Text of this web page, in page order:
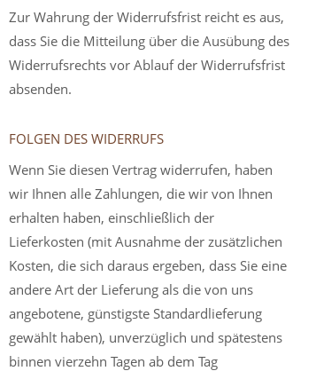
Zur Wahrung der Widerrufsfrist reicht es aus,
dass Sie die Mitteilung über die Ausübung des
Widerrufsrechts vor Ablauf der Widerrufsfrist
absenden.
FOLGEN DES WIDERRUFS
Wenn Sie diesen Vertrag widerrufen, haben
wir Ihnen alle Zahlungen, die wir von Ihnen
erhalten haben, einschließlich der
Lieferkosten (mit Ausnahme der zusätzlichen
Kosten, die sich daraus ergeben, dass Sie eine
andere Art der Lieferung als die von uns
angebotene, günstigste Standardlieferung
gewählt haben), unverzüglich und spätestens
binnen vierzehn Tagen ab dem Tag